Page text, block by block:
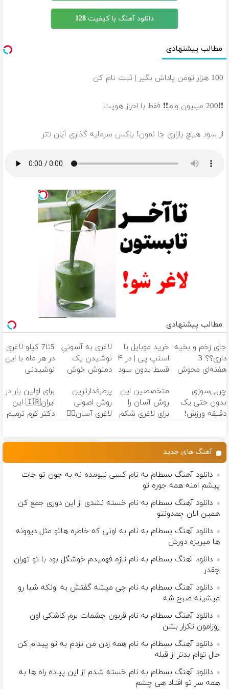
دانلود آهنگ با کیفیت 128
مطالب پیشنهادی
100 هزار تومن پاداش بگیر | ثبت نام کن
❗❗200 میلیون وام❗❗ فقط با احراز هویت
از سود هیچ بازاری جا نمون! باکس سرمایه گذاری آبان تتر
مطالب پیشنهادی
جای زخم و بخیه
داری؟؟ 3
هفته‌ای محوش
خرید موبایل با
اسنپ پی | در ۴
قسط بدون سود
لاغری به آسونیِ
نوشیدن یک
دمنوش خوش
5تا7 کیلو لاغری
در هر ماه با این
نوشیدنی
با نصف قیمت
🔥
چربی‌سوزی
بدون حتی یک
دقیقه ورزش!
متخصصین این
روش آسان را
برای لاغری شکم
پرطرفدارترین
روش اصولی
لاغری آسان👈🏻
برای اولین بار در
ایران🇮🇷 این
دکتر کرم ترمیم
آهنگ های جدید
دانلود آهنگ بسطام به نام کسی نیومده نه به جون تو جات
پیشم امنه همه جوره تو
دانلود آهنگ بسطام به نام خسته نشدی از این دوری جمع کن
همین الان چمدونتو
دانلود آهنگ بسطام به نام به اونی که خاطره هاتو مثل دیوونه
ها میریزه دورش
دانلود آهنگ بسطام به نام تازه فهمیدم خوشگل بود با تو تهران
چقدر
دانلود آهنگ بسطام به نام چی میشه گفتش به اونکه شبا رو
میشینه صبح شه
دانلود آهنگ بسطام به نام قربون چشمات برم کاشکی اون
روزامون تکرار بشن
دانلود آهنگ بسطام به نام همه زدن من نزدم به تو پیدام کن
حال توام بدتر از قبله
دانلود آهنگ بسطام به نام خسته شدم از این پیاده راه ها به
همه سر تو افتاد هی چشم